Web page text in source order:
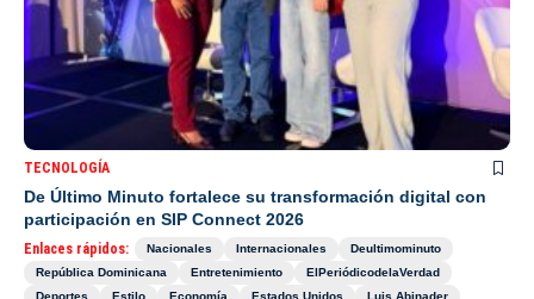
TECNOLOGÍA
De Último Minuto fortalece su transformación digital con
participación en SIP Connect 2026
Enlaces rápidos: Nacionales Internacionales
Deultimominuto
República Dominicana
Entretenimiento
ElPeriódicodelaVerdad
Deportes
Estilo Economía Estados Unidos
Luis Abinader